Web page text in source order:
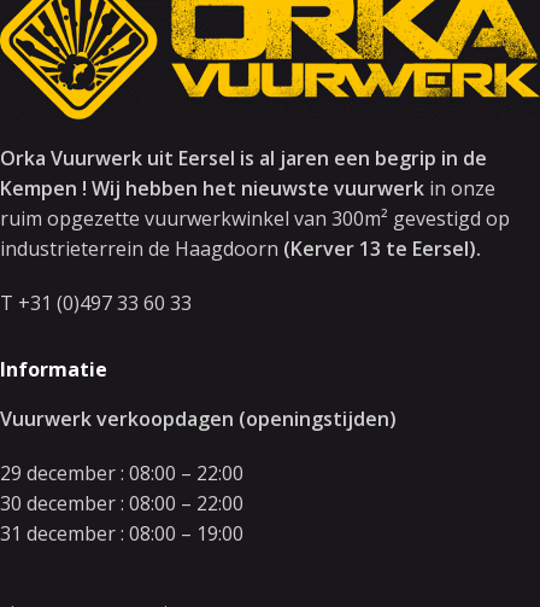
Orka Vuurwerk uit Eersel is al jaren een begrip in de
Kempen ! Wij hebben het nieuwste vuurwerk in onze
ruim opgezette vuurwerkwinkel van 300m² gevestigd op
industrieterrein de Haagdoorn (Kerver 13 te Eersel).
T +31 (0)497 33 60 33
Informatie
Vuurwerk verkoopdagen (openingstijden)
29 december : 08:00 – 22:00
30 december : 08:00 – 22:00
31 december : 08:00 – 19:00